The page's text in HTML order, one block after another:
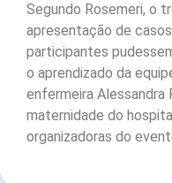
Segundo Rosemeri, o
apresentação de
participantes
o aprendizado da
enfermeira Alessandra
maternidade do
organizadoras do